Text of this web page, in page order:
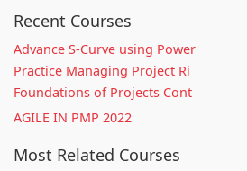
Recent Courses
Advance S-Curve using Power
Practice Managing Project Ri
Foundations of Projects Cont
AGILE IN PMP 2022
Most Related Courses